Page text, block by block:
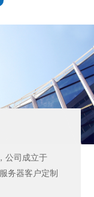
公司成立于
务器客户定制